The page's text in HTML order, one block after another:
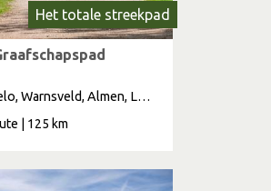
Het totale streekpad
Ruurlo, Hummelo, Warnsveld, Almen, Lochem, Laren, Doetinchem, Steenderen, Borculo, Zutphen, Drempt, Barchem, Laag Keppel, Doesburg, Mariënvelde, Hoog Keppel, Brummen
| 125 km